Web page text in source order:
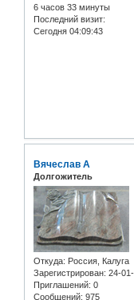
6 часов 33 минуты
Последний визит:
Сегодня 04:09:43
Вячеслав А
Долгожитель
Откуда: Россия, Калуга
Зарегистрирован: 24-
Приглашений: 0
Сообщений: 975